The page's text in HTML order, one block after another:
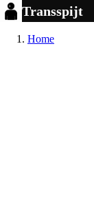
Transspijt
Home